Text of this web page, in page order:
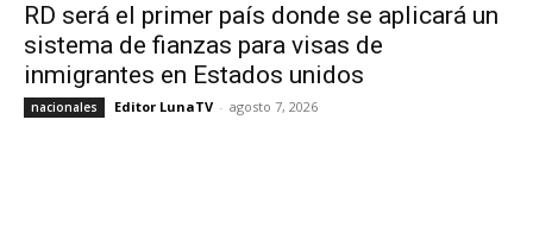
RD será el primer país donde se aplicará un
sistema de fianzas para visas de
inmigrantes en Estados unidos
nacionales Editor LunaTV - agosto 7, 2026